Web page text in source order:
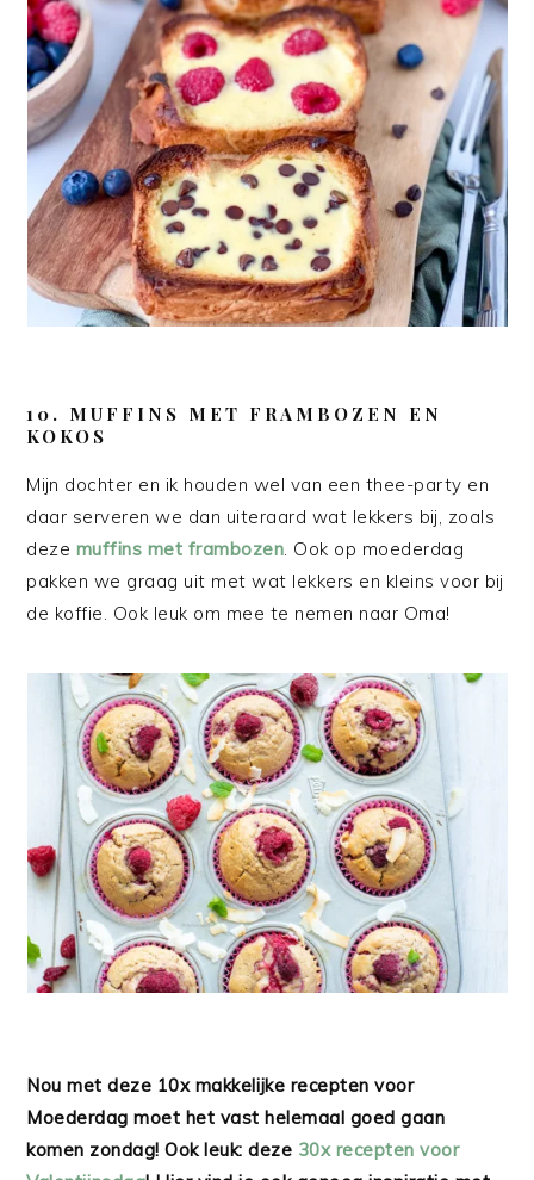
10. MUFFINS MET FRAMBOZEN EN
KOKOS
Mijn dochter en ik houden wel van een thee-party en
daar serveren we dan uiteraard wat lekkers bij, zoals
deze muffins met frambozen. Ook op moederdag
pakken we graag uit met wat lekkers en kleins voor bij
de koffie. Ook leuk om mee te nemen naar Oma!
Nou met deze 10x makkelijke recepten voor
Moederdag moet het vast helemaal goed gaan
komen zondag! Ook leuk: deze 30x recepten voor